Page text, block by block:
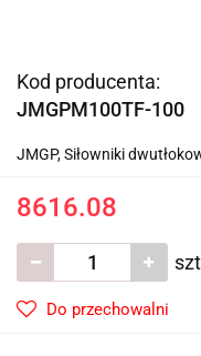
Kod producenta:
JMGPM100TF-100
JMGP, Siłowniki
8616.08
Do przechowalni